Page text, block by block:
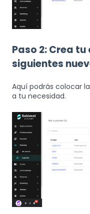
Paso 2: Crea
siguientes
Aquí podrás colocar
a tu necesidad.